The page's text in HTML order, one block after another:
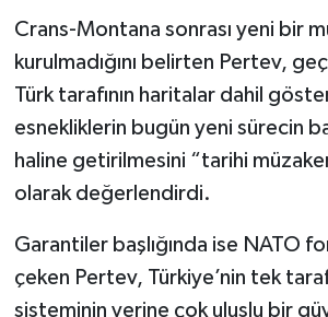
Crans-Montana sonrası yeni bir
kurulmadığını belirten Pertev,
Türk tarafının haritalar dahil
esnekliklerin bugün yeni sürecin
haline getirilmesini “tarihi
olarak değerlendirdi.
Garantiler başlığında ise NATO
çeken Pertev, Türkiye’nin tek
sisteminin yerine çok uluslu bir